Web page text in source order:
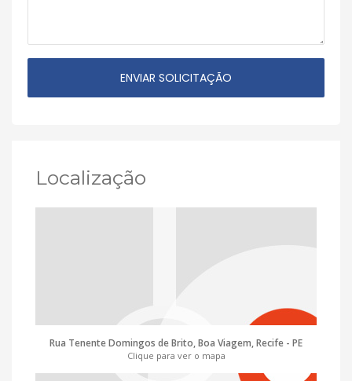
Localização
Rua Tenente Domingos de Brito, Boa Viagem, Recife - PE
Clique para ver o mapa